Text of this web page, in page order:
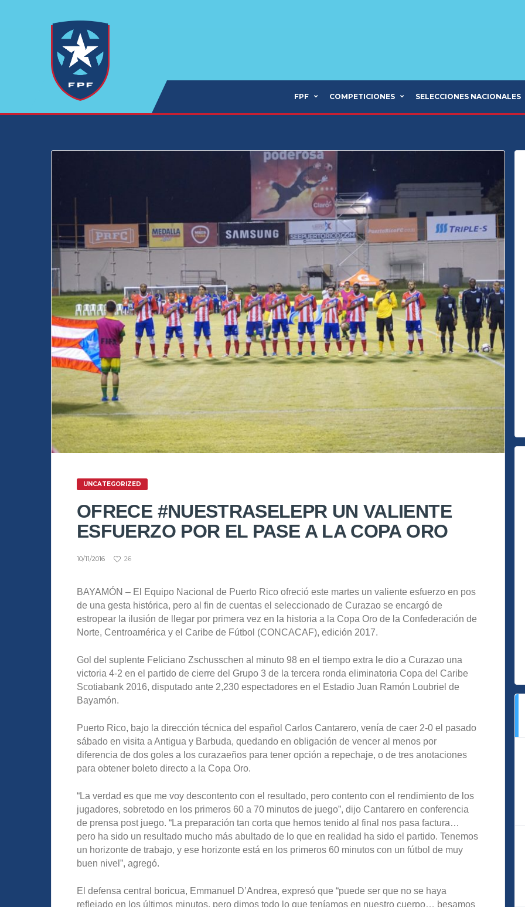
FPF COMPETICIONES SELECCIONES NACIONALES
UNCATEGORIZED
OFRECE #NUESTRASELEPR UN VALIENTE
ESFUERZO POR EL PASE A LA COPA ORO
10/11/2016 26
BAYAMÓN – El Equipo Nacional de Puerto Rico ofreció este martes un valiente esfuerzo en pos
de una gesta histórica, pero al fin de cuentas el seleccionado de Curazao se encargó de
estropear la ilusión de llegar por primera vez en la historia a la Copa Oro de la Confederación de
Norte, Centroamérica y el Caribe de Fútbol (CONCACAF), edición 2017.
Gol del suplente Feliciano Zschusschen al minuto 98 en el tiempo extra le dio a Curazao una
victoria 4-2 en el partido de cierre del Grupo 3 de la tercera ronda eliminatoria Copa del Caribe
Scotiabank 2016, disputado ante 2,230 espectadores en el Estadio Juan Ramón Loubriel de
Bayamón.
Puerto Rico, bajo la dirección técnica del español Carlos Cantarero, venía de caer 2-0 el pasado
sábado en visita a Antigua y Barbuda, quedando en obligación de vencer al menos por
diferencia de dos goles a los curazaeños para tener opción a repechaje, o de tres anotaciones
para obtener boleto directo a la Copa Oro.
“La verdad es que me voy descontento con el resultado, pero contento con el rendimiento de los
jugadores, sobretodo en los primeros 60 a 70 minutos de juego”, dijo Cantarero en conferencia
de prensa post juego. “La preparación tan corta que hemos tenido al final nos pasa factura…
pero ha sido un resultado mucho más abultado de lo que en realidad ha sido el partido. Tenemos
un horizonte de trabajo, y ese horizonte está en los primeros 60 minutos con un fútbol de muy
buen nivel”, agregó.
El defensa central boricua, Emmanuel D’Andrea, expresó que “puede ser que no se haya
reflejado en los últimos minutos, pero dimos todo lo que teníamos en nuestro cuerpo… besamos